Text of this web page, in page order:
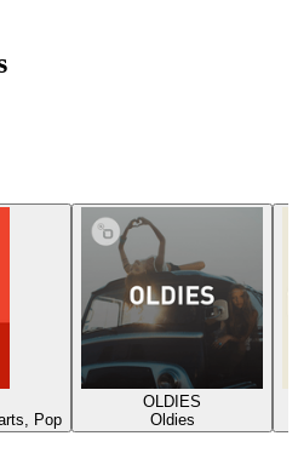
Pop
OLDIES
Oldies